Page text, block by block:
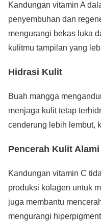
Kandungan vitamin A
penyembuhan dan
mengurangi bekas luka
kulitmu tampilan yang
Hidrasi Kulit
Buah mangga
menjaga kulit tetap
cenderung lebih lembut,
Pencerah Kulit Alami
Kandungan vitamin C
produksi kolagen untuk
juga membantu
mengurangi